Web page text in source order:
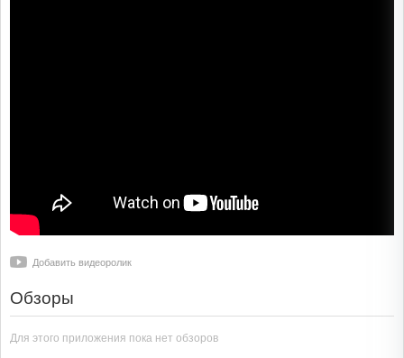
Добавить видеоролик
Обзоры
Для этого приложения пока нет обзоров